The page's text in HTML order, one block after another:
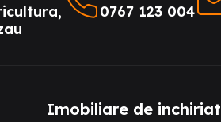
0767 123 004
Imobiliare de inchiriat